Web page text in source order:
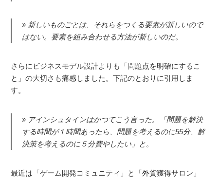
新しいものごとは、それらをつくる要素が新しいので
はない。要素を組み合わせる方法が新しいのだ。
さらにビジネスモデル設計よりも「問題点を明確にするこ
と」の大切さも痛感しました。下記のとおりに引用しま
す。
アインシュタインはかつてこう言った。「問題を解決
する時間が１時間あったら、問題を考えるのに55分、解
決策を考えるのに５分費やしたい」と。
最近は「ゲーム開発コミュニティ」と「外貨獲得サロン」